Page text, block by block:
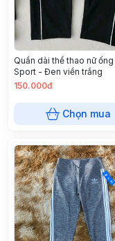
Quần dài thể thao nữ
Sport - Đen viền trắng
150.000đ
Chọn mua